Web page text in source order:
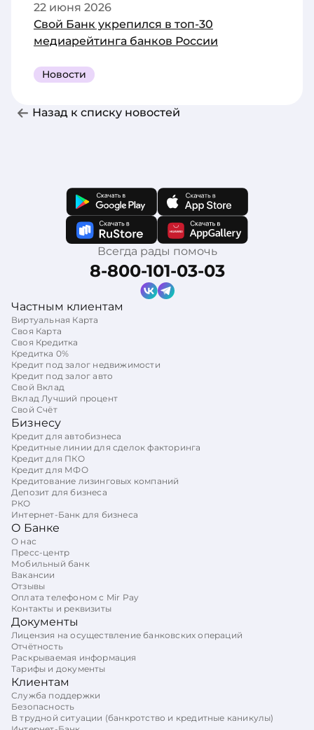
Свой Банк укрепился в топ-30
медиарейтинга банков России
22 июня 2026
Новости
Назад к списку новостей
Частным клиентам
Виртуальная Карта
Своя Карта
Своя Кредитка
Кредитка 0%
Кредит под залог недвижимости
Кредит под залог авто
Свой Вклад
Вклад Лучший процент
Свой Счёт
Бизнесу
Кредит для автобизнеса
Кредитные линии для сделок факторинга
Кредит для ПКО
Кредит для МФО
Кредитование лизинговых компаний
Депозит для бизнеса
РКО
Интернет-Банк для бизнеса
О Банке
О нас
Пресс-центр
Мобильный банк
Вакансии
Отзывы
Оплата телефоном с Mir Pay
Контакты и реквизиты
Документы
Лицензия на осуществление банковских операций
Отчётность
Раскрываемая информация
Тарифы и документы
Клиентам
Служба поддержки
Безопасность
В трудной ситуации (банкротство и кредитные каникулы)
Всегда рады помочь
8-800-101-03-03